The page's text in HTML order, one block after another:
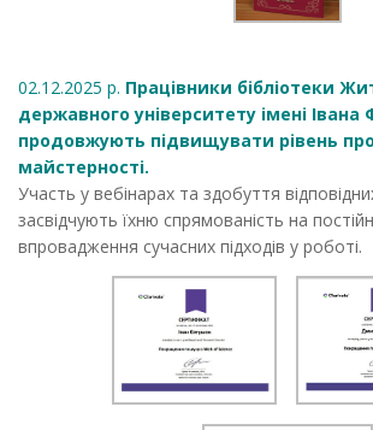
02.12.2025 р. Працівники бібліотеки
державного університету імені Івана
продовжують підвищувати рівень
майстерності.
Участь у вебінарах та здобуття
засвідчують їхню спрямованість на
впровадження сучасних підходів у роботі.